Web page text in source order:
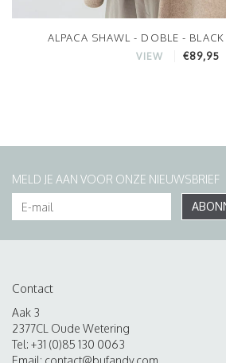
ALPACA SHAWL - DOBLE -
VIEW €89,95
MELD JE AAN VOOR ONZE NIEUWSBRIEF
Contact
Aak 3
2377CL Oude Wetering
Tel: +31 (0)85 130 0063
Email: contact@bufandy.com